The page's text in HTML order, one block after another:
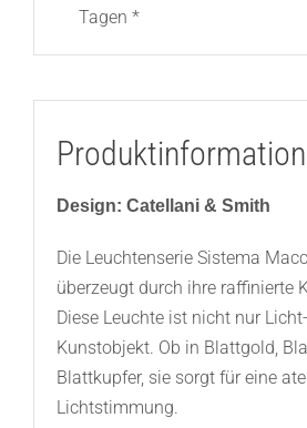
Tagen *
Design: Catellani & Smith
Die Leuchtenserie Sistema
überzeugt durch ihre raffinierte
Diese Leuchte ist nicht nur
Kunstobjekt. Ob in Blattgold,
Blattkupfer, sie sorgt für eine
Lichtstimmung.